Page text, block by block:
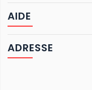
AIDE
ADRESSE